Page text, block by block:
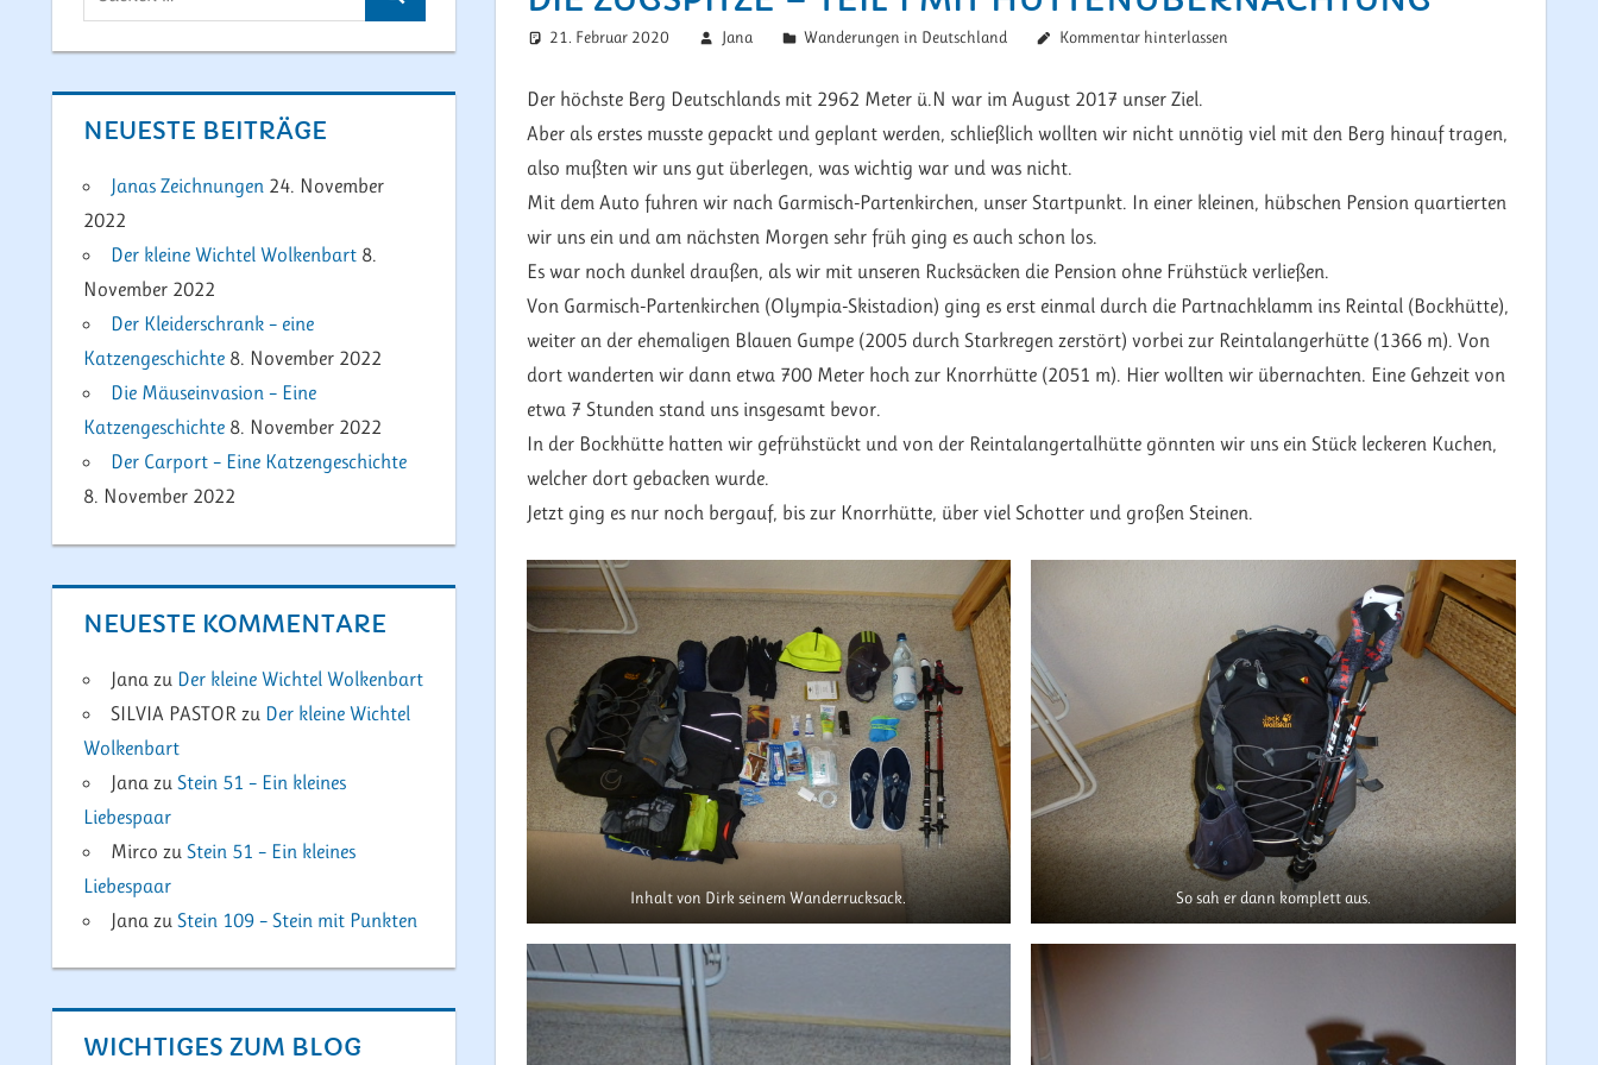
21. Februar 2020 Jana Wanderungen in Deutschland Kommentar hinterlassen
Der höchste Berg Deutschlands mit 2962 Meter ü.N war im August 2017 unser Ziel.
Aber als erstes musste gepackt und geplant werden, schließlich wollten wir nicht unnötig viel mit den Berg hinauf tragen,
also mußten wir uns gut überlegen, was wichtig war und was nicht.
Mit dem Auto fuhren wir nach Garmisch-Partenkirchen, unser Startpunkt. In einer kleinen, hübschen Pension quartierten
wir uns ein und am nächsten Morgen sehr früh ging es auch schon los.
Es war noch dunkel draußen, als wir mit unseren Rucksäcken die Pension ohne Frühstück verließen.
Von Garmisch-Partenkirchen (Olympia-Skistadion) ging es erst einmal durch die Partnachklamm ins Reintal (Bockhütte),
weiter an der ehemaligen Blauen Gumpe (2005 durch Starkregen zerstört) vorbei zur Reintalangerhütte (1366 m). Von
dort wanderten wir dann etwa 700 Meter hoch zur Knorrhütte (2051 m). Hier wollten wir übernachten. Eine Gehzeit von
etwa 7 Stunden stand uns insgesamt bevor.
In der Bockhütte hatten wir gefrühstückt und von der Reintalangertalhütte gönnten wir uns ein Stück leckeren Kuchen,
welcher dort gebacken wurde.
Jetzt ging es nur noch bergauf, bis zur Knorrhütte, über viel Schotter und großen Steinen.
Inhalt von Dirk seinem Wanderrucksack. So sah er dann komplett aus.
nach:
Suchen
NEUESTE BEITRÄGE
Janas Zeichnungen 24. November
2022
Der kleine Wichtel Wolkenbart 8.
November 2022
Der Kleiderschrank – eine
Katzengeschichte 8. November 2022
Die Mäuseinvasion – Eine
Katzengeschichte 8. November 2022
Der Carport – Eine Katzengeschichte
8. November 2022
NEUESTE KOMMENTARE
Jana zu Der kleine Wichtel Wolkenbart
SILVIA PASTOR zu Der kleine Wichtel
Wolkenbart
Jana zu Stein 51 – Ein kleines
Liebespaar
Mirco zu Stein 51 – Ein kleines
Liebespaar
Jana zu Stein 109 – Stein mit Punkten
WICHTIGES ZUM BLOG